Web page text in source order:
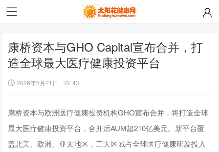
康桥资本与GHO Capital宣布合并，打
造全球最大医疗健康投资平台
2026年5月21日 43
康桥资本与欧洲医疗健康投资机构GHO宣布合并，将打造全球
最大医疗健康投资平台，合并后AUM超210亿美元。新平台覆
盖北美、欧洲、亚太地区，三大区域占全球医疗健康研发投入